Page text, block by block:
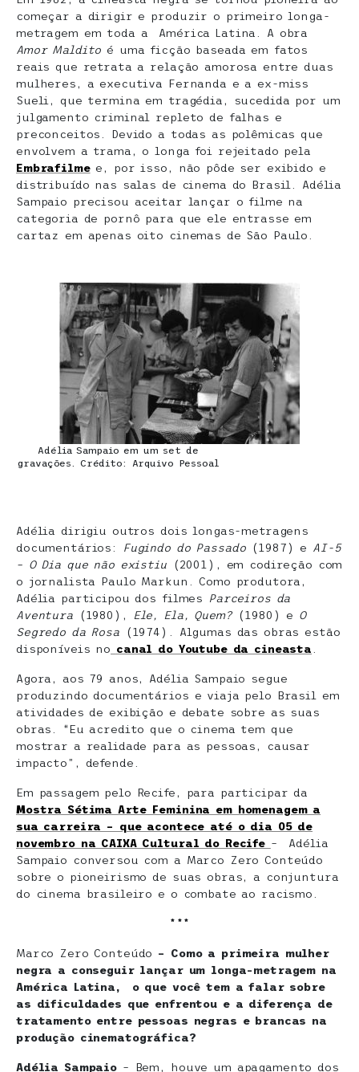
começar a dirigir e produzir o primeiro longa-
metragem em toda a América Latina. A obra
Amor Maldito é uma ficção baseada em fatos
reais que retrata a relação amorosa entre duas
mulheres, a executiva Fernanda e a ex-miss
Sueli, que termina em tragédia, sucedida por um
julgamento criminal repleto de falhas e
preconceitos. Devido a todas as polêmicas que
envolvem a trama, o longa foi rejeitado pela
Embrafilmee, por isso, não pôde ser exibido e
distribuído nas salas de cinema do Brasil. Adélia
Sampaio precisou aceitar lançar o filme na
categoria de pornô para que ele entrasse em
cartaz em apenas oito cinemas de São Paulo.
Adélia Sampaio em um set de
gravações. Crédito: Arquivo Pessoal
Adélia dirigiu outros dois longas-metragens
documentários:
Fugindo do Passado(1987) e AI-5
– O Dia que não existiu(2001), em codireção com
o jornalista Paulo Markun. Como produtora,
Adélia participou dos filmes
Parceiros da
Aventura(1980), Ele, Ela, Quem?(1980) e O
Segredo da Rosa(1974). Algumas das obras estão
disponíveis no canal do Youtube da cineasta
Agora, aos 79 anos, Adélia Sampaio segue
produzindo documentários e viaja pelo Brasil em
atividades de exibição e debate sobre as suas
obras. “Eu acredito que o cinema tem que
mostrar a realidade para as pessoas, causar
impacto”, defende.
Em passagem pelo Recife, para participar da
Mostra Sétima Arte Feminina em homenagem a
sua carreira – que acontece até o dia 05 de
novembro na CAIXA Cultural do Recife – Adélia
Sampaio conversou com a Marco Zero Conteúdo
sobre o pioneirismo de suas obras, a conjuntura
do cinema brasileiro e o combate ao racismo.
***
Marco Zero Conteúdo – Como a primeira mulher
negra a conseguir lançar um longa-metragem na
América Latina, o que você tem a falar sobre
as dificuldades que enfrentou e a diferença de
tratamento entre pessoas negras e brancas na
produção cinematográfica?
Adélia Sampaio – Bem, houve um apagamento dos